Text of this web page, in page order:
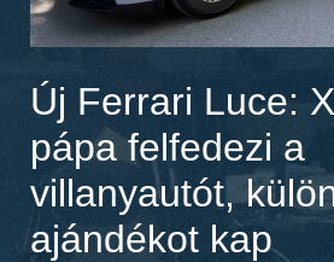
Új Ferrari Luce:
pápa felfedezi a
villanyautót,
ajándékot kap